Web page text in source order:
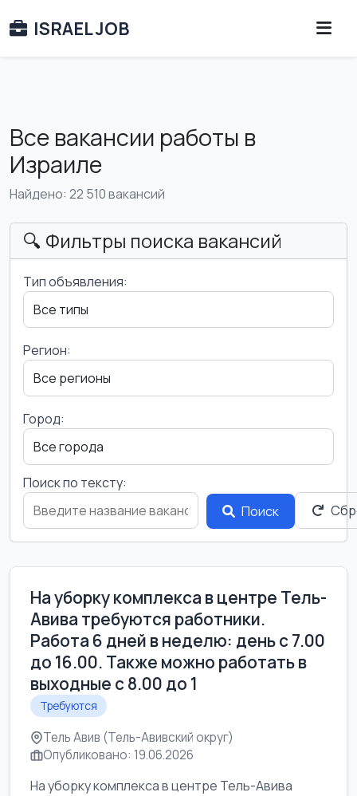
ISRAEL JOB
Все вакансии работы в
Израиле
Найдено: 22 510 вакансий
🔍 Фильтры поиска вакансий
Тип объявления:
Регион:
Город:
Поиск по тексту:
Поиск
На уборку комплекса в центре Тель-
Авива требуются работники.
Работа 6 дней в неделю: день с 7.00
до 16.00. Также можно работать в
выходные с 8.00 до 1
Требуются
Тель Авив (Тель-Авивский округ)
Опубликовано: 19.06.2026
На уборку комплекса в центре Тель-Авива